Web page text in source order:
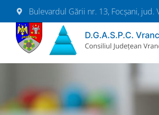
Bulevardul Gării nr. 13, Focșani, jud.